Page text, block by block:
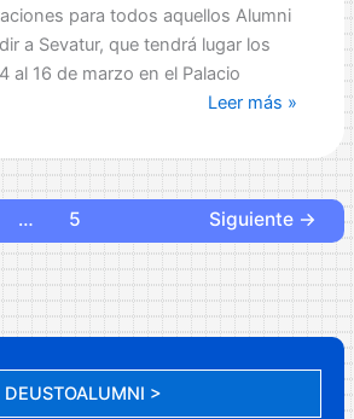
DEUSTOALUMNI >
para todos aquellos Alumni
a Sevatur, que tendrá lugar los
al 16 de marzo en el Palacio
Invitaciones
Sevatur
Leer más »
… 5 Siguiente →